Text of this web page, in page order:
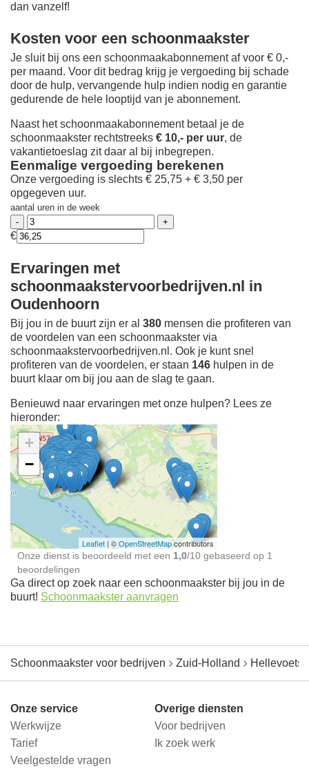
dan vanzelf!
Kosten voor een schoonmaakster
Je sluit bij ons een schoonmaakabonnement af voor € 0,-
per maand. Voor dit bedrag krijg je vergoeding bij schade
door de hulp, vervangende hulp indien nodig en garantie
gedurende de hele looptijd van je abonnement.
Naast het schoonmaakabonnement betaal je de
schoonmaakster rechtstreeks € 10,- per uur, de
vakantietoeslag zit daar al bij inbegrepen.
Eenmalige vergoeding berekenen
Onze vergoeding is slechts € 25,75 + € 3,50 per
opgegeven uur.
aantal uren in de week
€
Ervaringen met
schoonmaakstervoorbedrijven.nl in
Oudenhoorn
Bij jou in de buurt zijn er al 380 mensen die profiteren van
de voordelen van een schoonmaakster via
schoonmaakstervoorbedrijven.nl. Ook je kunt snel
profiteren van de voordelen, er staan 146 hulpen in de
buurt klaar om bij jou aan de slag te gaan.
Benieuwd naar ervaringen met onze hulpen? Lees ze
hieronder:
Ontdek meer ervaringen
Schoonmaakster bij
jou in de buurt
+
−
Leaflet | ©OpenStreetMapcontributors
Onze dienst is beoordeeld met een 1,0/10 gebaseerd op 1
beoordelingen
Ga direct op zoek naar een schoonmaakster bij jou in de
buurt! Schoonmaakster aanvragen
Schoonmaakster voor bedrijven Zuid-Holland
Onze service
Werkwijze
Tarief
Veelgestelde vragen
Overige diensten
Voor bedrijven
Ik zoek werk